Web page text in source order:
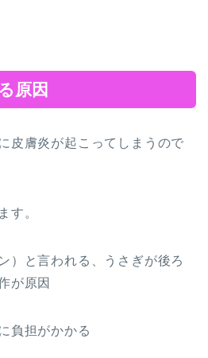
原因
皮膚炎が起こってしまうので
す。
）と言われる、うさぎが後ろ
が原因
負担がかかる